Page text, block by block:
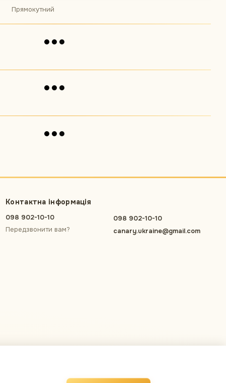
Прямокутний
Контактна інформація
098 902-10-10
Передзвонити вам?
098 902-10-10
canary.ukraine@gmail.com